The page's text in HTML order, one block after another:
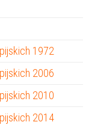
1972
2006
2010
2014